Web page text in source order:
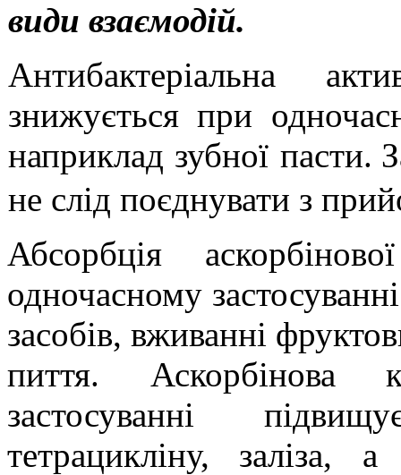
види взаємодій.
Антибактеріальна
знижується при
наприклад зубної пасти.
не слід поєднувати з
Абсорбція
одночасному
засобів, вживанні
пиття. Аскорбінова
застосуванні
тетрацикліну, заліза,